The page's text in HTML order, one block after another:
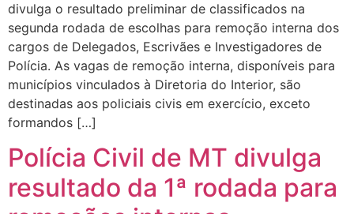
divulga o resultado preliminar de classificados na
segunda rodada de escolhas para remoção interna dos
cargos de Delegados, Escrivães e Investigadores de
Polícia. As vagas de remoção interna, disponíveis para
municípios vinculados à Diretoria do Interior, são
destinadas aos policiais civis em exercício, exceto
formandos […]
Polícia Civil de MT divulga
resultado da 1ª rodada para